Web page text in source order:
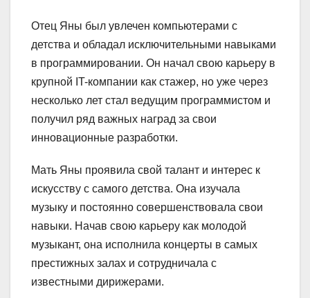
Отец Яны был увлечен компьютерами с
детства и обладал исключительными навыками
в программировании. Он начал свою карьеру в
крупной IT-компании как стажер, но уже через
несколько лет стал ведущим программистом и
получил ряд важных наград за свои
инновационные разработки.
Мать Яны проявила свой талант и интерес к
искусству с самого детства. Она изучала
музыку и постоянно совершенствовала свои
навыки. Начав свою карьеру как молодой
музыкант, она исполнила концерты в самых
престижных залах и сотрудничала с
известными дирижерами.